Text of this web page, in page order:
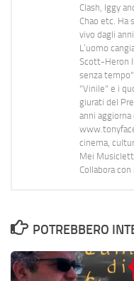
Clash, Iggy
Chao etc. Ha
vivo dagli
L’uomo
Scott-Heron
senza
"Vinile" e i
giurati del
anni
cinema,
Mei
Collabora
POTREBBERO